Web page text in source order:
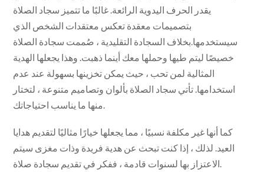
يقدر الحرف اليدوية الرائعة. غالبًا ما تتميز سجاد الصلاة
بتصميمات معقدة تعكس معتقدات الشخص الذي
سيستخدمها.بخلاف السجادة التقليدية ، صُممت سجادة الصلاة
خصيصًا ليتم طيها وحملها معك أينما ذهبت. وهذا يجعلها الهدية
المثالية لمن تحب ، حيث يمكن تخزينها بسهولة عند عدم
استخدامها. تأتي سجاد الصلاة بألوان وتصاميم متنوعة ، لتختار
كما أنها غير مكلفة نسبيًا ، مما يجعلها خيارًا مثاليًا لتقديم هدايا
العيد. لذلك ، إذا كنت تبحث عن هدية فريدة وذات مغزى سيتم
الاعتزاز بها لسنوات قادمة ، ففكر في تقديم سجادة صلاة.